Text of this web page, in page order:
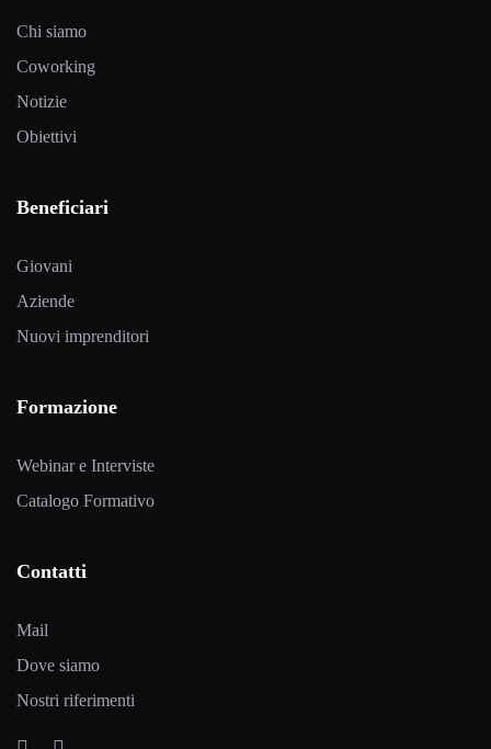
Chi siamo
Coworking
Notizie
Obiettivi
Beneficiari
Giovani
Aziende
Nuovi imprenditori
Formazione
Webinar e Interviste
Catalogo Formativo
Contatti
Mail
Dove siamo
Nostri riferimenti